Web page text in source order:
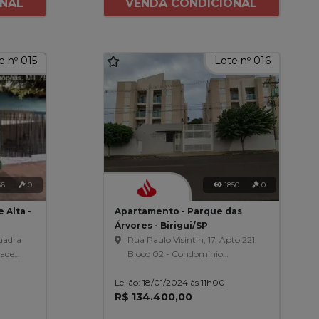
VENDA CONDICIONAL
nº 015
0
Alta -
Lote nº 016
1850 0
Apartamento - Parque das
Árvores - Birigui/SP
Rua Paulo Visintin, 17, Apto 221,
Bloco 02 - Condominio
Das Arvores
Leilão: 18/01/2024 às 11h00
R$ 134.400,00